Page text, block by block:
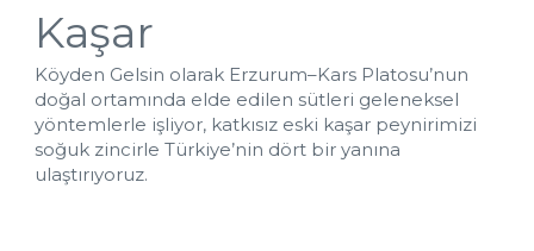
Kaşar
Köyden Gelsin olarak Erzurum–Kars Platosu’nun
doğal ortamında elde edilen sütleri geleneksel
yöntemlerle işliyor, katkısız eski kaşar peynirimizi
soğuk zincirle Türkiye’nin dört bir yanına
ulaştırıyoruz.